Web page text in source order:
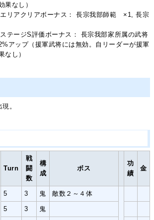
果なし）
リアクリアボーナス： 長宗我部師範 ×1, 長宗
テージS評価ボーナス： 長宗我部家所属の武将
アップ（援軍武将には無効。自リーダーが援軍
なし）
。
Turn
戦
闘
数
構
成
ボス
功
績
金
5 3 鬼 敵数２～４体
5 3 鬼